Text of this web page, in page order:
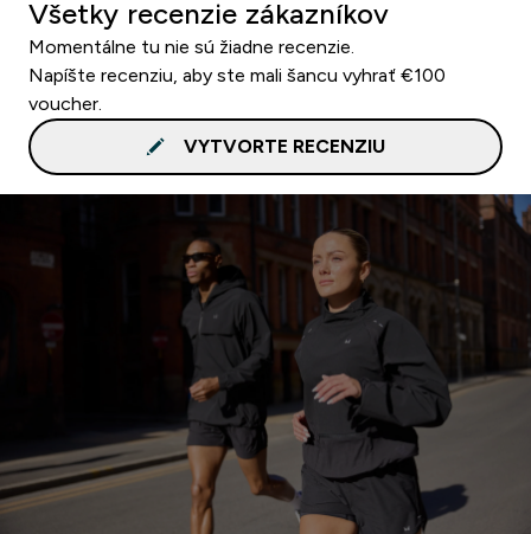
Všetky recenzie zákazníkov
Momentálne tu nie sú žiadne recenzie.
Napíšte recenziu, aby ste mali šancu vyhrať €100
voucher.
VYTVORTE RECENZIU